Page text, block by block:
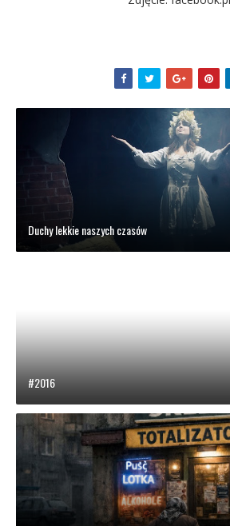
Duchy lekkie naszych czasów
#2016